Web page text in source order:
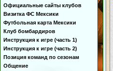
Официальные сайты клубов
Визитка ФС Мексики
Футбольная карта Мексики
Клуб бомбардиров
Инструкция к игре (часть 1)
Инструкция к игре (часть 2)
Позиция команд по сезонам
Общение